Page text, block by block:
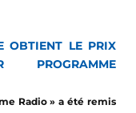
OBTIENT LE PRIX
PROGRAMME
Radio » a été remis